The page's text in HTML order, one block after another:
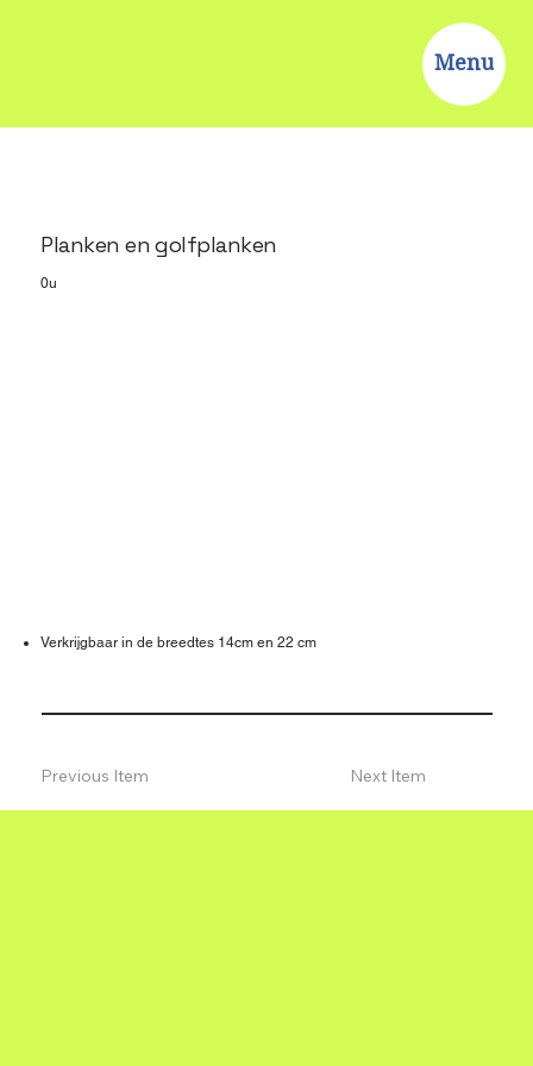
Menu
Planken en golfplanken
0u
Verkrijgbaar in de breedtes 14cm en 22 cm
Previous Item Next Item